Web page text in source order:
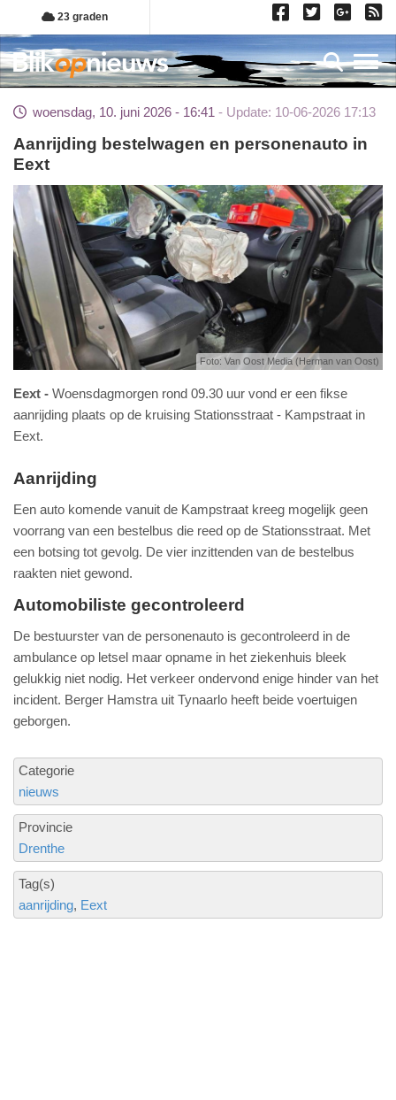
Overslaan
en
naar
de
gaan
23 graden
woensdag, 10. juni 2026 - 16:41 Update: 10-06-2026 17:13
Aanrijding bestelwagen en personenauto in
Eext
Foto: Van Oost Media (Herman van Oost)
Eext
Woensdagmorgen rond 09.30 uur vond er een fikse
aanrijding plaats op de kruising Stationsstraat - Kampstraat in
Eext.
Aanrijding
Een auto komende vanuit de Kampstraat kreeg mogelijk geen
voorrang van een bestelbus die reed op de Stationsstraat. Met
een botsing tot gevolg. De vier inzittenden van de bestelbus
raakten niet gewond.
Automobiliste gecontroleerd
De bestuurster van de personenauto is gecontroleerd in de
ambulance op letsel maar opname in het ziekenhuis bleek
gelukkig niet nodig. Het verkeer ondervond enige hinder van het
incident. Berger Hamstra uit Tynaarlo heeft beide voertuigen
geborgen.
Categorie
nieuws
Provincie
Drenthe
Tag(s)
aanrijding Eext